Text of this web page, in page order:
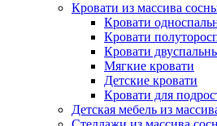
Кровати из массива
Кровати
Кровати
Кровати
Мягкие кровати
Детские кровати
Кровати для
Детская мебель из